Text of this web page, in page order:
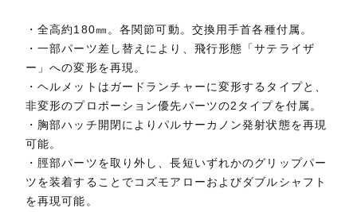
・全高約180㎜。各関節可動。交換用手首各種付属。
・一部パーツ差し替えにより、飛行形態「サテライザ
ー」への変形を再現。
・ヘルメットはガードランチャーに変形するタイプと、
非変形のプロポーション優先パーツの2タイプを付属。
・胸部ハッチ開閉によりパルサーカノン発射状態を再現
可能。
・脛部パーツを取り外し、長短いずれかのグリップパー
ツを装着することでコズモアローおよびダブルシャフト
を再現可能。